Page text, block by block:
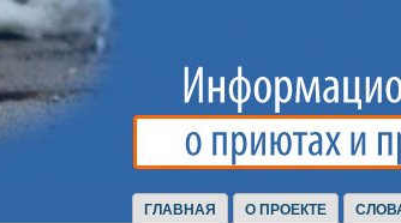
ГЛАВНАЯ О ПРОЕКТЕ